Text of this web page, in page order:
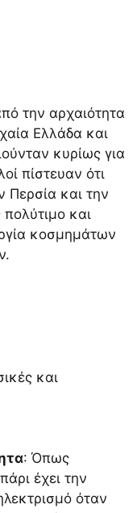
την αρχαιότητα
Ελλάδα και
κυρίως για
πίστευαν ότι
Περσία και την
πολύτιμο και
κοσμημάτων
και
: Όπως
έχει την
όταν